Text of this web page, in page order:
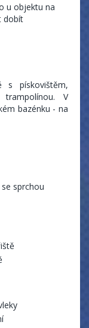
u objektu na
dobít
s pískovištěm,
trampolínou. V
bazénku - na
sprchou